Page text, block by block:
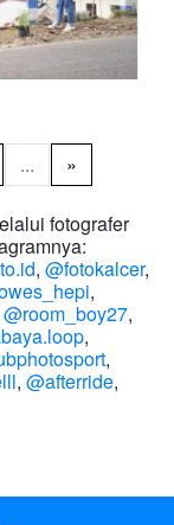
... »
fotografer
, @fotokalcer,
,
@room_boy27,
,
,
, @afterride,